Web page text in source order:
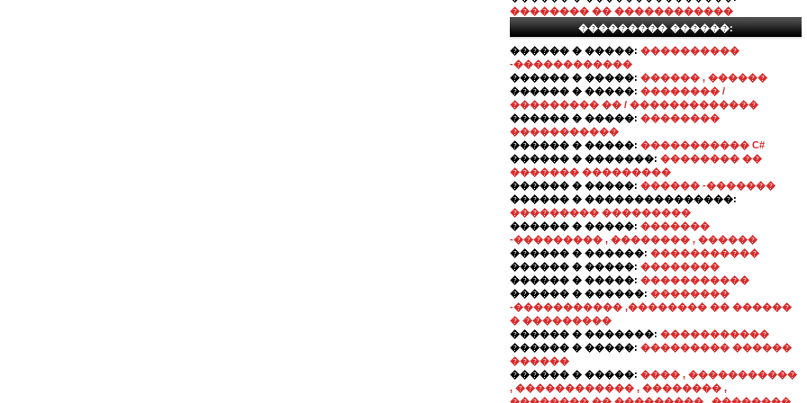
�������� �� ������������
��������� ������:
������ � �����: ����������
-������������
������ � �����: ������ , ������
������ � �����: �������� /
��������� �� / �������������
������ � �����: ��������
�����������
������ � �����: ����������� C#
������ � �������: �������� ��
������� ���������
������ � �����: ������ -�������
������ � ���������������:
��������� ���������
������ � �����: �������
-��������� , �������� , ������
������ � ������: �����������
������ � �����: ��������
������ � �����: �����������
������ � ������: ��������
-����������� ,�������� �� ������
� ���������
������ � �������: �����������
������ � �����: ��������� ������
������
������ � �����: ���� , �����������
, ������������ , �������� ,